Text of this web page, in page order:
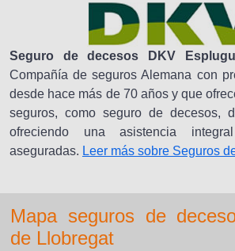
Seguro de decesos DKV
Compañía de seguros Alemana con
desde hace más de 70 años y que
seguros, como seguro de decesos,
ofreciendo una asistencia
aseguradas. Leer más sobre Seguros
Mapa seguros de
de Llobregat